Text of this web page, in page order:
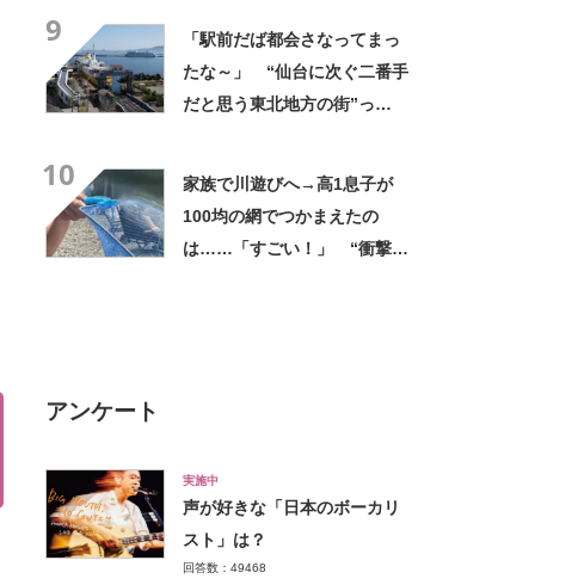
9
「駅前だば都会さなってまっ
たな～」 “仙台に次ぐ二番手
だと思う東北地方の街”っ
10
家族で川遊びへ→高1息子が
100均の網でつかまえたの
は……「すごい！」 “衝撃の
アンケート
実施中
声が好きな「日本のボーカリ
スト」は？
回答数：49468